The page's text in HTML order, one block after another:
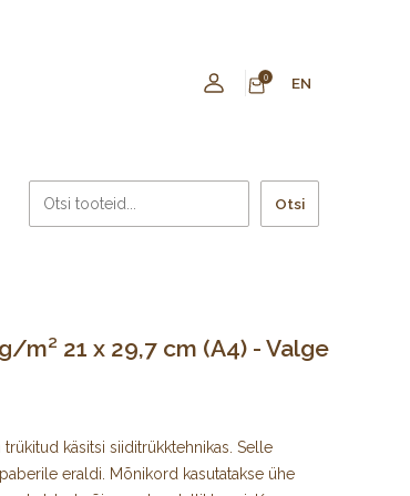
0 EN
Otsi
m² 21 x 29,7 cm (A4) - Valge
käsitsi siiditrükktehnikas. Selle
eraldi. Mõnikord kasutatakse ühe